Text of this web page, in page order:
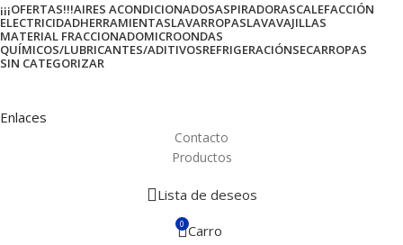
¡¡¡OFERTAS!!!AIRES ACONDICIONADOSASPIRADORASCALEFACCIÓN
ELECTRICIDADHERRAMIENTASLAVARROPASLAVAVAJILLAS
MATERIAL FRACCIONADOMICROONDAS
QUÍMICOS/LUBRICANTES/ADITIVOSREFRIGERACIÓNSECARROPAS
SIN CATEGORIZAR
Enlaces
Contacto
Productos
Lista de deseos
0 Carro